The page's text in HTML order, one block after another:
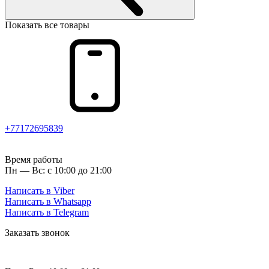
Показать все товары
+77172695839
Время работы
Пн — Вс: с 10:00 до 21:00
Написать в Viber
Написать в Whatsapp
Написать в Telegram
Заказать звонок